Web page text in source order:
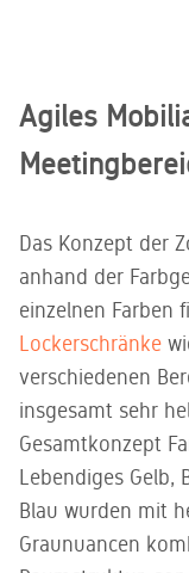
Agiles
Das Konzept der
anhand der
einzelnen Farben
Lockerschränke
verschiedenen
insgesamt sehr
Gesamtkonzept
Lebendiges Gelb,
Blau wurden mit
Graunuancen